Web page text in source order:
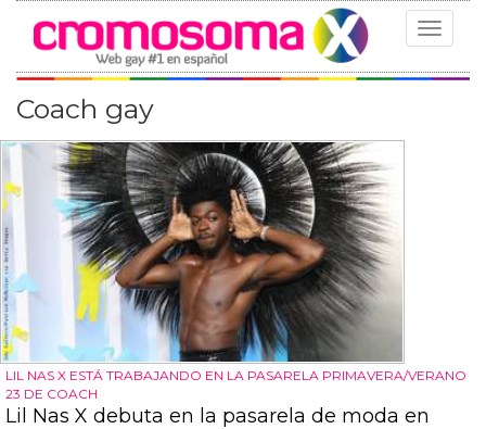
Toggle
Coach gay
LIL NAS X ESTÁ TRABAJANDO EN LA PASARELA PRIMAVERA/VERANO
23 DE COACH
Lil Nas X debuta en la pasarela de moda en